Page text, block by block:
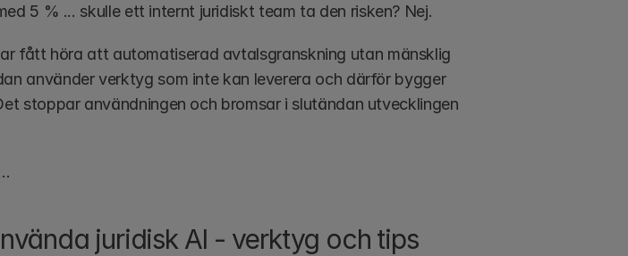
5 % ... skulle ett internt juridiskt team ta den risken? Nej.
fått höra att automatiserad avtalsgranskning utan mänsklig
använder verktyg som inte kan leverera och därför bygger
stoppar användningen och bromsar i slutändan utvecklingen
juridisk AI - verktyg och tips